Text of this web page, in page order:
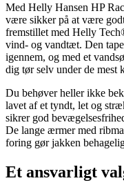
Med Helly Hansen HP
være sikker på at være
fremstillet med Helly
vind- og vandtæt. Den
igennem, og med et
dig tør selv under de mest
Du behøver heller ikke
lavet af et tyndt, let og
sikrer god
De lange ærmer med
foring gør jakken
Et ansvarligt